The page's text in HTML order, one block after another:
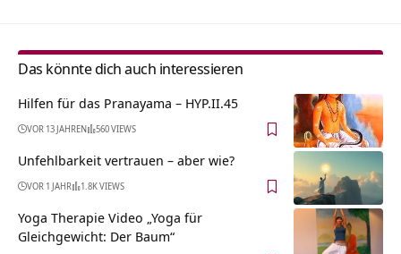
Das könnte dich auch interessieren
Hilfen für das Pranayama – HYP.II.45
VOR 13 JAHREN 560 VIEWS
Unfehlbarkeit vertrauen – aber wie?
VOR 1 JAHR 1.8K VIEWS
Yoga Therapie Video „Yoga für
Gleichgewicht: Der Baum“